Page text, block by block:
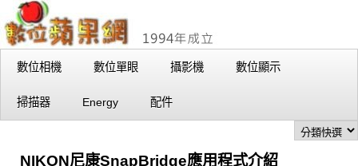
數位相機 數位單眼 攝影機 數位顯示
掃描器 Energy 配件
NIKON尼康SnapBridge應用程式介紹